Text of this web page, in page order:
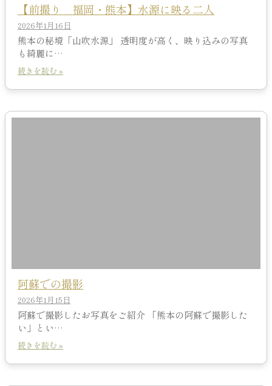
【前撮り 福岡・熊本】水源に映る二人
2026年1月16日
熊本の秘境「山吹水源」 透明度が高く、映り込みの写真
も綺麗に…
続きを読む »
阿蘇での撮影
2026年1月15日
阿蘇で撮影したお写真をご紹介 「熊本の阿蘇で撮影した
い」とい…
続きを読む »